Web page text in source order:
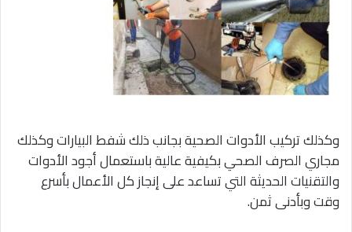
وكذلك تركيب الأدوات الصحية بجانب ذلك شفط البيارات وكذلك
مجاري الصرف الصحي بكيفية عالية باستعمال أجود الأدوات
والتقنيات الحديثة التي تساعد على إنجاز كل الأعمال بأسرع
وقت وبأدنى ثمن.